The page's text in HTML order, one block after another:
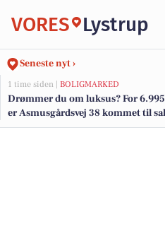
VORES Lystrup
Seneste nyt ›
1 time siden | BOLIGMARKED
Drømmer du om luksus? For
er Asmusgårdsvej 38 kommet til
den og de dyreste boliger til salg